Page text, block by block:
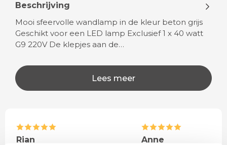
Beschrijving
Mooi sfeervolle wandlamp in de kleur beton grijs
Geschikt voor een LED lamp Exclusief 1 x 40 watt
G9 220V De klepjes aan de…
Lees meer
Rian
Anne